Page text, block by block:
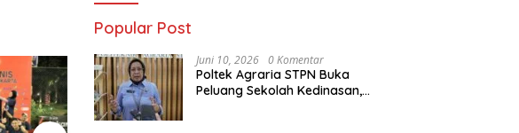
Popular Post
Juni 10, 2026 0 Komentar
Poltek Agraria STPN Buka
Peluang Sekolah Kedinasan,